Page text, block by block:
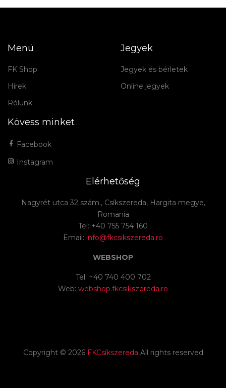
Menü
FK Shop
Hírek
Rólunk
Jegyek
Jegyek és bérletek
Online jegyek
Kövess minket
Facebook
Instagram
Elérhetőség
Nagyrét utca 32 szám., Csíkszereda, Hargita megye,
Romania
Tel: +40 755 754 160
Email: info@fkcsikszereda.ro
WEBSHOP
Tel: +40 740 400 702
Web: webshop.fkcsikszereda.ro
Copyright © 2026 FKCsíkszereda All rights reserved